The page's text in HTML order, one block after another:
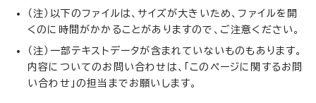
（注）以下のファイルは、サイズが大きいため、ファイルを開
くのに時間がかかることがありますので、ご注意ください。
（注）一部テキストデータが含まれていないものもあります。
内容についてのお問い合わせは、「このページに関するお問
い合わせ」の担当までお願いします。